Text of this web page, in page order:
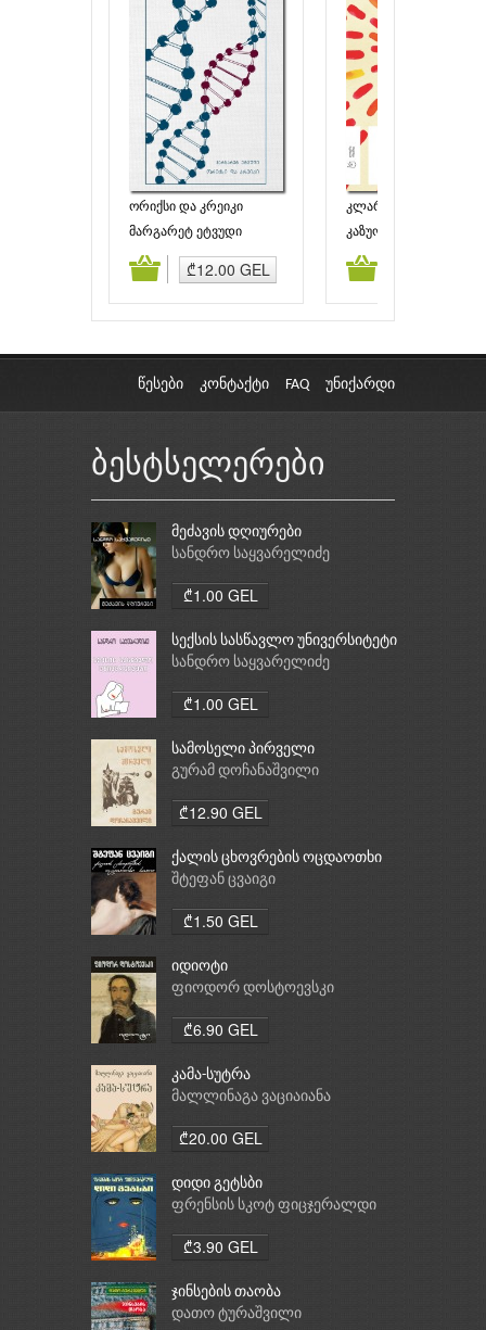
ორიქსი და კრეიკი
მარგარეტ ეტვუდი
₾12.00 GEL
კლარა და მზე
კაზუო იშიგურო
კალათაში დამატება კალათაში
წესები კონტაქტი FAQ უნიქარდი
ბესტსელერები
მეძავის დღიურები
სანდრო საყვარელიძე
₾1.00 GEL
სექსის სასწავლო უნივერსიტეტი
სანდრო საყვარელიძე
₾1.00 GEL
სამოსელი პირველი
გურამ დოჩანაშვილი
₾12.90 GEL
ქალის ცხოვრების ოცდაოთხი
საათი
შტეფან ცვაიგი
₾1.50 GEL
იდიოტი
ფიოდორ დოსტოევსკი
₾6.90 GEL
კამა-სუტრა
მალლინაგა ვაციაიანა
₾20.00 GEL
დიდი გეტსბი
ფრენსის სკოტ ფიცჯერალდი
₾3.90 GEL
ჯინსების თაობა
დათო ტურაშვილი